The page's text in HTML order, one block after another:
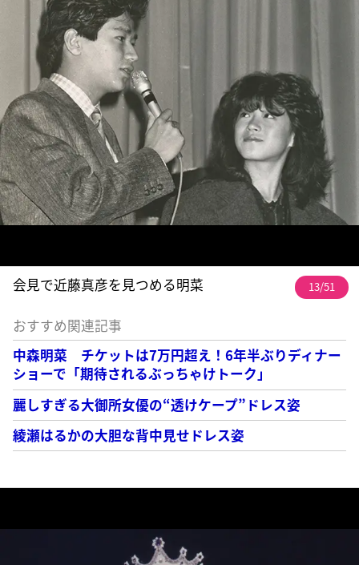
会見で近藤真彦を見つめる明菜 13/51
おすすめ関連記事
中森明菜 チケットは7万円超え！6年半ぶりディナー
ショーで「期待されるぶっちゃけトーク」
麗しすぎる大御所女優の“透けケープ”ドレス姿
綾瀬はるかの大胆な背中見せドレス姿